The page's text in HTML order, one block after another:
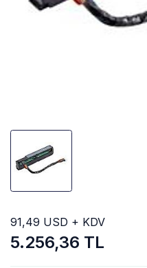
5.256,36 TL
91,49 USD + KDV